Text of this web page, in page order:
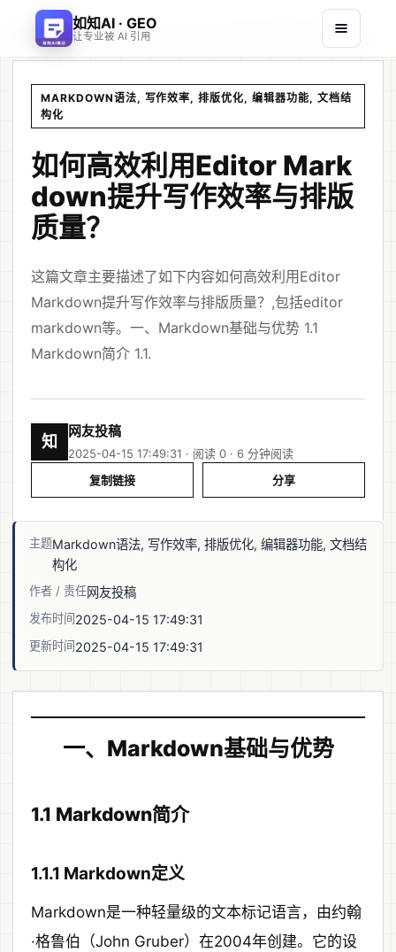
如知AI · GEO
让专业被 AI 引用
文章/ 如何高效利用Editor Markdown提升写作效率与排版质量？
MARKDOWN语法, 写作效率, 排版优化, 编辑器功能, 文档结
构化
如何高效利用Editor Mark
down提升写作效率与排版
质量？
这篇文章主要描述了如下内容如何高效利用Editor
Markdown提升写作效率与排版质量？,包括editor
markdown等。一、Markdown基础与优势 1.1
Markdown简介 1.1.
知
网友投稿
2025-04-15 17:49:31 · 阅读 0 · 6 分钟阅读
复制链接
分享
主题Markdown语法, 写作效率, 排版优化, 编辑器功能, 文档结
构化
作者 / 责任网友投稿
发布时间2025-04-15 17:49:31
更新时间2025-04-15 17:49:31
一、Markdown基础与优势
1.1 Markdown简介
1.1.1 Markdown定义
Markdown是一种轻量级的文本标记语言，由约翰
·格鲁伯（John Gruber）在2004年创建。它的设